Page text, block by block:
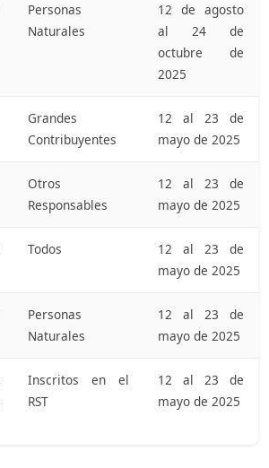
Personas
Naturales
12 de agosto
al 24 de
octubre de
2025
Grandes
Contribuyentes
12 al 23 de
mayo de 2025
Otros
Responsables
12 al 23 de
mayo de 2025
Todos 12 al 23 de
mayo de 2025
Personas
Naturales
12 al 23 de
mayo de 2025
Inscritos en el
RST
12 al 23 de
mayo de 2025